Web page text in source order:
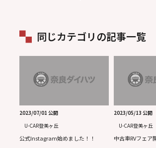
同じカテゴリの記事一覧
2023/07/01 公開
U-CAR登美ヶ丘
公式Instagram始めました！！
2023/05/13 公開
U-CAR登美ヶ丘
中古車RVフェア